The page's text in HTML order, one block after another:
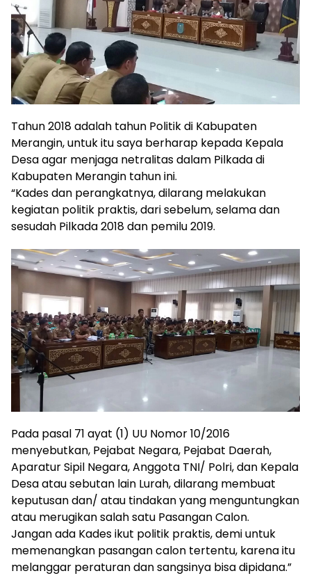
Tahun 2018 adalah tahun Politik di Kabupaten
Merangin, untuk itu saya berharap kepada Kepala
Desa agar menjaga netralitas dalam Pilkada di
Kabupaten Merangin tahun ini.
“Kades dan perangkatnya, dilarang melakukan
kegiatan politik praktis, dari sebelum, selama dan
sesudah Pilkada 2018 dan pemilu 2019.
Pada pasal 71 ayat (1) UU Nomor 10/2016
menyebutkan, Pejabat Negara, Pejabat Daerah,
Aparatur Sipil Negara, Anggota TNI/ Polri, dan Kepala
Desa atau sebutan lain Lurah, dilarang membuat
keputusan dan/ atau tindakan yang menguntungkan
atau merugikan salah satu Pasangan Calon.
Jangan ada Kades ikut politik praktis, demi untuk
memenangkan pasangan calon tertentu, karena itu
melanggar peraturan dan sangsinya bisa dipidana.”